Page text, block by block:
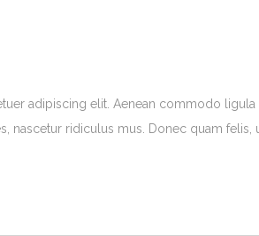
adipiscing elit. Aenean commodo ligula
nascetur ridiculus mus. Donec quam felis,